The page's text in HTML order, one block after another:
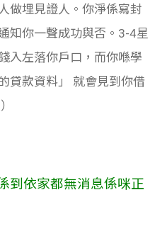
做埋見證人。你淨係寫封
知你一聲成功與否。3-4星
入左落你戶口，而你喺學
貸款資料」 就會見到你借
到依家都無消息係咪正